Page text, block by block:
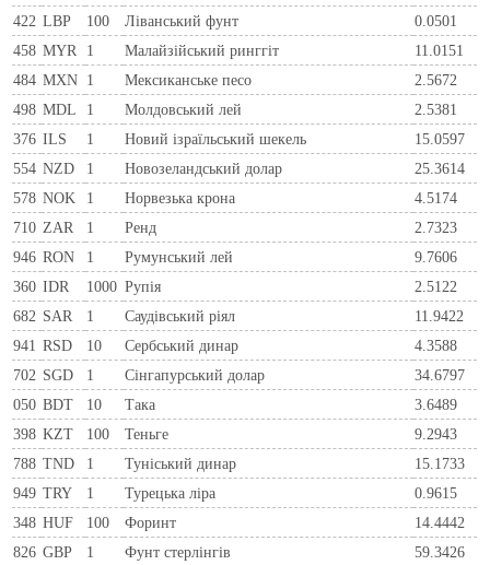
422 LBP 100 Ліванський фунт
0.0501
458 MYR 1 Малайзійський ринггіт
11.0151
484 MXN 1 Мексиканське песо
2.5672
498 MDL 1 Молдовський лей
2.5381
376 ILS 1 Новий ізраїльський шекель
15.0597
554 NZD 1 Новозеландський долар
25.3614
578 NOK 1 Норвезька крона
4.5174
710 ZAR 1 Ренд
2.7323
946 RON 1 Румунський лей
9.7606
360 IDR 1000 Рупія
2.5122
682 SAR 1 Саудівський ріял
11.9422
941 RSD 10 Сербський динар
4.3588
702 SGD 1 Сінгапурський долар
34.6797
050 BDT 10 Така
3.6489
398 KZT 100 Теньге
9.2943
788 TND 1 Туніський динар
15.1733
949 TRY 1 Турецька ліра
0.9615
348 HUF 100 Форинт
14.4442
826 GBP 1 Фунт стерлінгів 59.3426